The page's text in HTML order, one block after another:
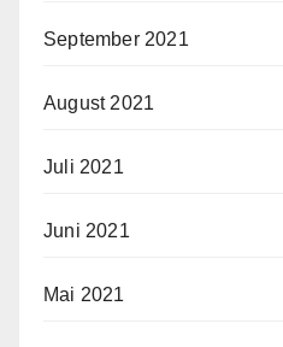
September 2021
August 2021
Juli 2021
Juni 2021
Mai 2021